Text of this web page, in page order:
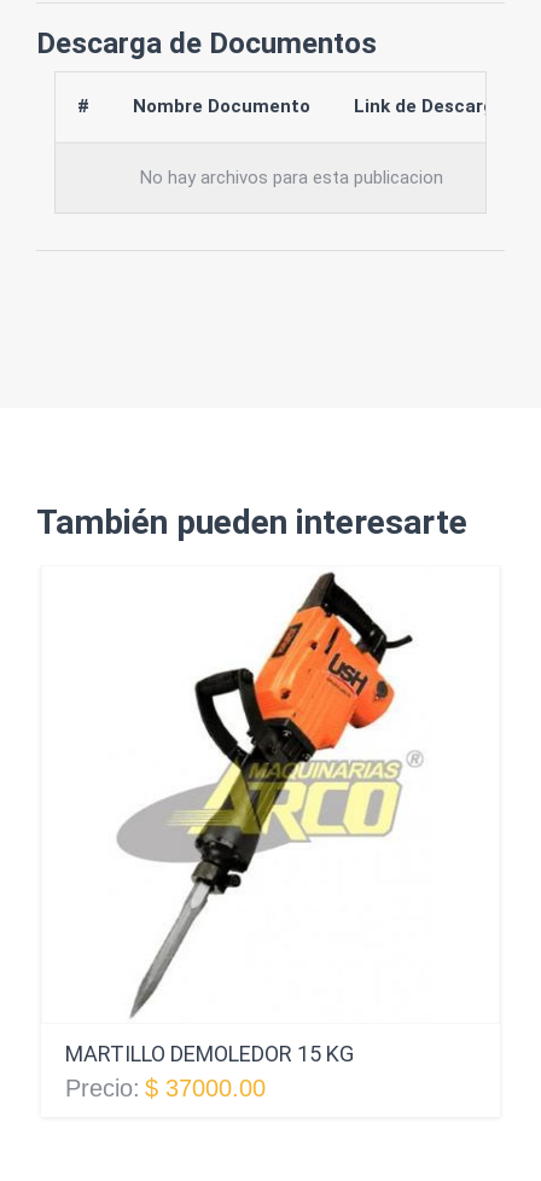
Descarga de Documentos
# Nombre Documento Link de Descarga
No hay archivos para esta publicacion
También pueden interesarte
MARTILLO DEMOLEDOR 15 KG
Precio: $ 37000.00